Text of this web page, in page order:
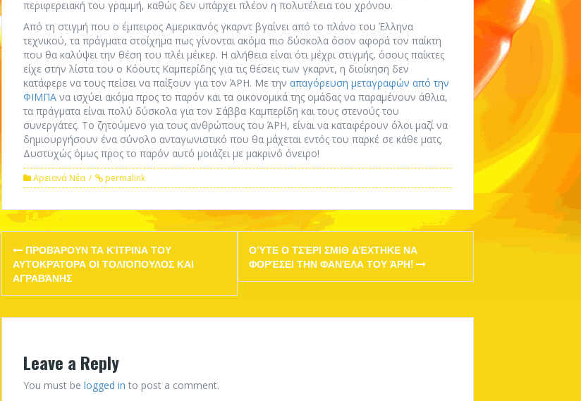
περιφερειακή του γραμμή, καθώς δεν υπάρχει πλέον η πολυτέλεια του χρόνου.
Από τη στιγμή που ο έμπειρος Αμερικανός γκαρντ βγαίνει από το πλάνο του Έλληνα
τεχνικού, τα πράγματα στοίχημα πως γίνονται ακόμα πιο δύσκολα όσον αφορά τον παίκτη
που θα καλύψει την θέση του πλέι μέικερ. Η αλήθεια είναι ότι μέχρι στιγμής, όσους παίκτες
είχε στην λίστα του ο Κόουτς Καμπερίδης για τις θέσεις των γκαρντ, η διοίκηση δεν
κατάφερε να τους πείσει να παίξουν για τον ΆΡΗ. Με την απαγόρευση μεταγραφών από την
ΦΙΜΠΑ να ισχύει ακόμα προς το παρόν και τα οικονομικά της ομάδας να παραμένουν άθλια,
τα πράγματα είναι πολύ δύσκολα για τον Σάββα Καμπερίδη και τους στενούς του
συνεργάτες. Το ζητούμενο για τους ανθρώπους του ΆΡΗ, είναι να καταφέρουν όλοι μαζί να
δημιουργήσουν ένα σύνολο ανταγωνιστικό που θα μάχεται εντός του παρκέ σε κάθε ματς.
Δυστυχώς όμως προς το παρόν αυτό μοιάζει με μακρινό όνειρο!
Αρειανά Νέα permalink
Post
navigation
ΠΡΟΒΆΡΟΥΝ ΤΑ ΚΊΤΡΙΝΑ ΤΟΥ
ΑΥΤΟΚΡΆΤΟΡΑ ΟΙ ΤΟΛΙΌΠΟΥΛΟΣ ΚΑΙ
ΑΓΡΑΒΆΝΗΣ
ΟΎΤΕ Ο ΤΣΈΡΙ ΣΜΙΘ ΔΈΧΤΗΚΕ ΝΑ
ΦΟΡΈΣΕΙ ΤΗΝ ΦΑΝΈΛΑ ΤΟΥ ΆΡΗ!
Leave a Reply
You must be logged in to post a comment.